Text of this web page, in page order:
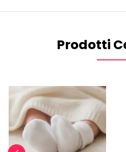
Prodotti